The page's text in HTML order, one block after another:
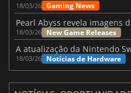
18/03/26 Gaming News
18/03/26 New Game Releases
18/03/26 Notícias de Hardware